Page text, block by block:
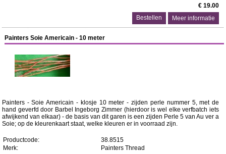
€ 19.00
Meer informatie
Painters Soie Americain - 10 meter
Painters - Soie Americain - klosje 10 meter - zijden perle nummer 5, met de
hand geverfd door Barbel Ingeborg Zimmer (hierdoor is wel elke verfbatch iets
afwijkend van elkaar) - de basis van dit garen is een zijden Perle 5 van Au ver a
Soie; op de kleurenkaart staat, welke kleuren er in voorraad zijn.
Productcode:
38.8515
Merk:
Painters Thread